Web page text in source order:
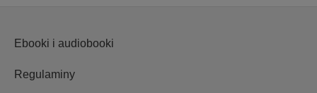
Ebooki i audiobooki
Regulaminy